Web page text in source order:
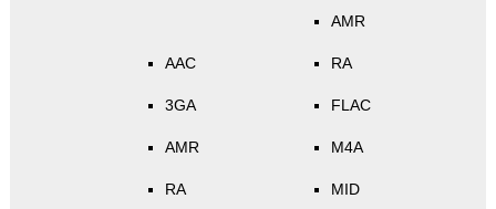
AAC
3GA
AMR
RA
AMR
RA
FLAC
M4A
MID